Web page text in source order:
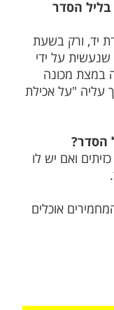
לכל
>>>​
הסדר
בשעת
על ידי
מכונה